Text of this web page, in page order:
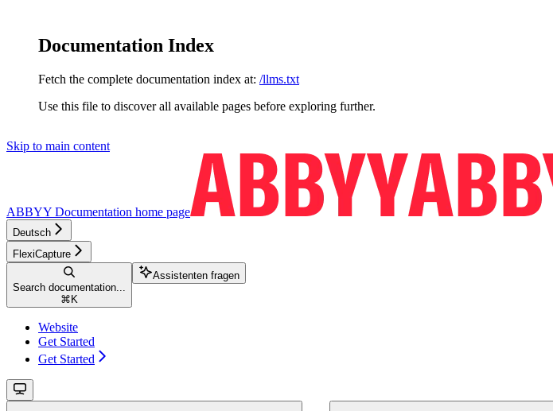
Documentation Index
Fetch the complete documentation index at: /llms.txt
Use this file to discover all available pages before exploring further.
Skip to main content
ABBYY Documentation home page
Deutsch
FlexiCapture
Search documentation...
⌘ K
Assistenten fragen
Website
Get Started
Get Started